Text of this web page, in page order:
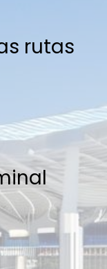
rutas